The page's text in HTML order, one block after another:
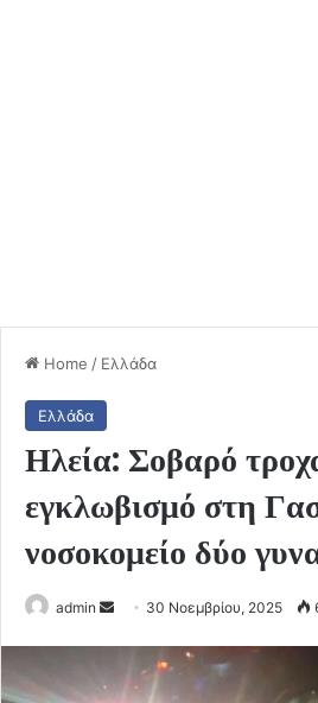
Home / Ελλάδα
Ελλάδα
Ηλεία: Σοβαρό
εγκλωβισμό στη
νοσοκομείο δύο
admin
Send 30 Νοεμβρίου, 2025